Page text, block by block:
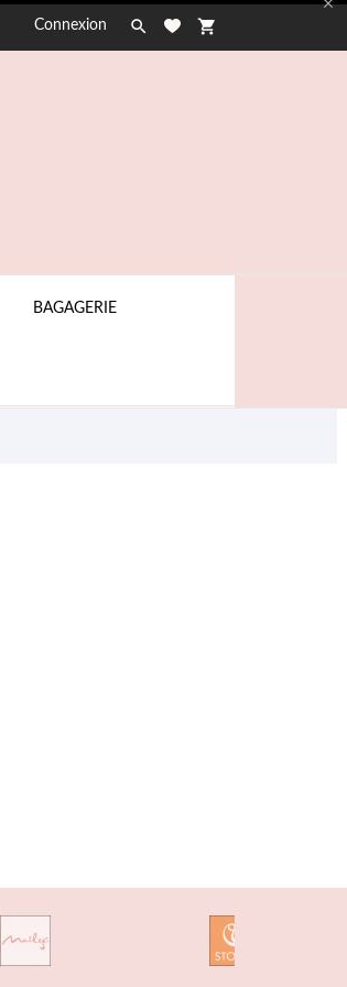

Connexion
 shopping_cart
BAGAGERIE